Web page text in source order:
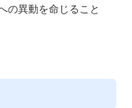
の異動を命じること